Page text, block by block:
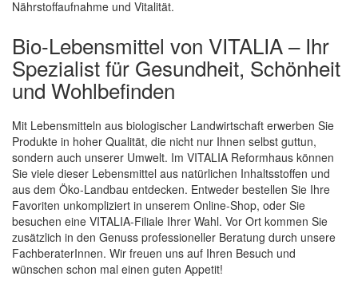
Nährstoffaufnahme und Vitalität.
Bio-Lebensmittel von VITALIA – Ihr
Spezialist für Gesundheit, Schönheit
und Wohlbefinden
Mit Lebensmitteln aus biologischer Landwirtschaft erwerben Sie
Produkte in hoher Qualität, die nicht nur Ihnen selbst guttun,
sondern auch unserer Umwelt. Im VITALIA Reformhaus können
Sie viele dieser Lebensmittel aus natürlichen Inhaltsstoffen und
aus dem Öko-Landbau entdecken. Entweder bestellen Sie Ihre
Favoriten unkompliziert in unserem Online-Shop, oder Sie
besuchen eine VITALIA-Filiale Ihrer Wahl. Vor Ort kommen Sie
zusätzlich in den Genuss professioneller Beratung durch unsere
FachberaterInnen. Wir freuen uns auf Ihren Besuch und
wünschen schon mal einen guten Appetit!